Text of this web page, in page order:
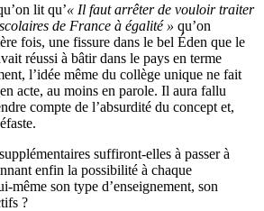
lit qu’« Il faut arrêter de vouloir traiter
de France à égalité » qu’on
fois, une fissure dans le bel Éden que le
réussi à bâtir dans le pays en terme
l’idée même du collège unique ne fait
acte, au moins en parole. Il aura fallu
compte de l’absurdité du concept et,
suffiront-elles à passer à
enfin la possibilité à chaque
même son type d’enseignement, son
?